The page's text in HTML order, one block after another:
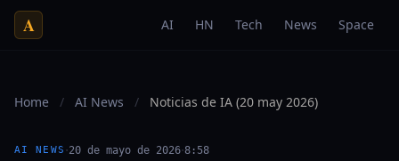
A AI HN Tech News Space
Home / AI News / Noticias de IA (20 may 2026)
AI NEWS ·20 de mayo de 2026·8:58